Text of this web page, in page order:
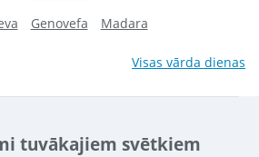
Genovefa Madara
Visas vārda dienas
tuvākajiem svētkiem